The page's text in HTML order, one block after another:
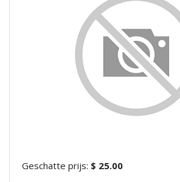
Geschatte prijs: $ 25.00